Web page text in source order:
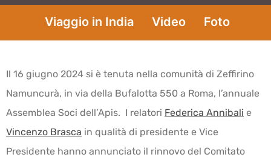
Viaggio in India Video Foto
Il 16 giugno 2024 si è tenuta nella comunità di Zeffirino
Namuncurà, in via della Bufalotta 550 a Roma, l’annuale
Assemblea Soci dell’Apis. I relatori Federica Annibali e
Vincenzo Brasca in qualità di presidente e Vice
Presidente hanno annunciato il rinnovo del Comitato